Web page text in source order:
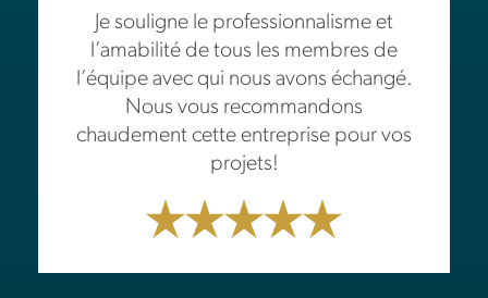
Je souligne le professionnalisme et
l’amabilité de tous les membres de
l’équipe avec qui nous avons échangé.
Nous vous recommandons
chaudement cette entreprise pour vos
projets!